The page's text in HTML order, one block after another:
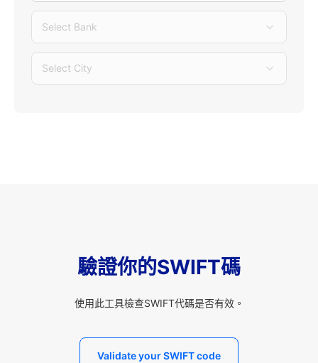
Select Bank
Select City
驗證你的SWIFT碼
使用此工具檢查SWIFT代碼是否有效。
Validate your SWIFT code